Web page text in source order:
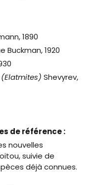
1890
Buckman, 1920
(Elatmites)Shevyrev,
de référence :
nouvelles
suivie de
déjà connues.